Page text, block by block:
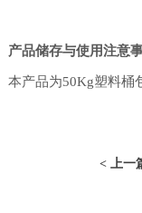
产品储存与使用注意
本产品为50Kg塑料桶
< 上一